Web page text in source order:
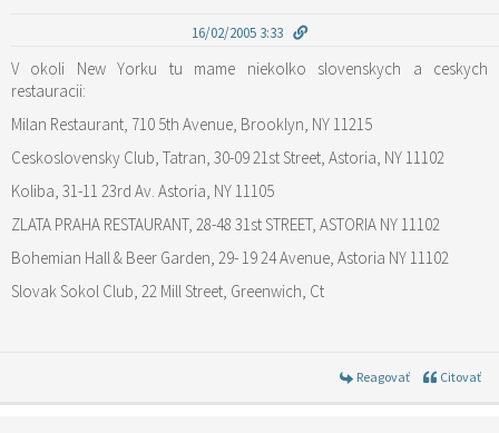
16/02/2005 3:33
V okoli New Yorku tu mame niekolko slovenskych a ceskych
restauracii:
Milan Restaurant, 710 5th Avenue, Brooklyn, NY 11215
Ceskoslovensky Club, Tatran, 30-09 21st Street, Astoria, NY 11102
Koliba, 31-11 23rd Av. Astoria, NY 11105
ZLATA PRAHA RESTAURANT, 28-48 31st STREET, ASTORIA NY 11102
Bohemian Hall & Beer Garden, 29- 19 24 Avenue, Astoria NY 11102
Slovak Sokol Club, 22 Mill Street, Greenwich, Ct
Reagovať Citovať